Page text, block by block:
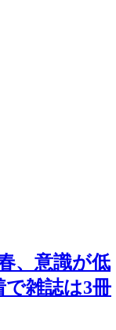
、意識が低
雑誌は3冊